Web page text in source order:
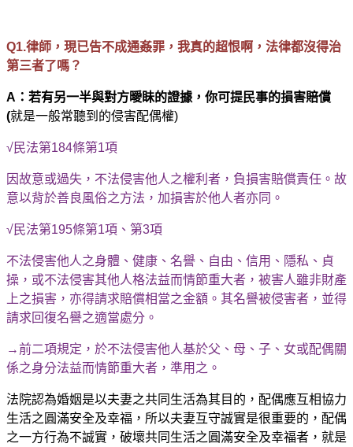
Q1.律師，現已告不成通姦罪，我真的超恨啊，法律都沒得治
第三者了嗎？
A： 若有另一半與對方曖眛的證據，你可提民事的損害賠償
(就是一般常聽到的侵害配偶權)
√民法第184條第1項
因故意或過失，不法侵害他人之權利者，負損害賠償責任。故
意以背於善良風俗之方法，加損害於他人者亦同。
√民法第195條第1項、第3項
不法侵害他人之身體、健康、名譽、自由、信用、隱私、貞
操，或不法侵害其他人格法益而情節重大者，被害人雖非財產
上之損害，亦得請求賠償相當之金額。其名譽被侵害者，並得
請求回復名譽之適當處分。
→前二項規定，於不法侵害他人基於父、母、子、女或配偶關
係之身分法益而情節重大者，準用之。
法院認為婚姻是以夫妻之共同生活為其目的，配偶應互相協力
生活之圓滿安全及幸福，所以夫妻互守誠實是很重要的，配偶
之一方行為不誠實，破壞共同生活之圓滿安全及幸福者，就是